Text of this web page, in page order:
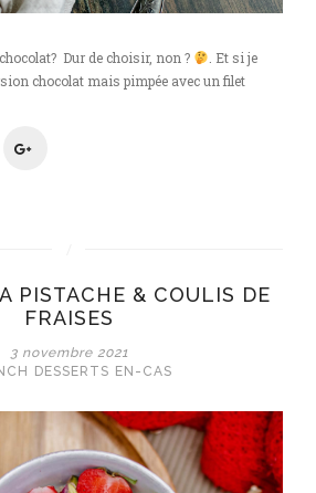
Dur de choisir, non ?
. Et si je
chocolat mais pimpée avec un filet
PISTACHE & COULIS DE
FRAISES
3 novembre 2021
DESSERTS EN-CAS